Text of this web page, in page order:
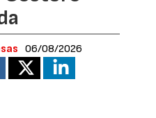
06/08/2026